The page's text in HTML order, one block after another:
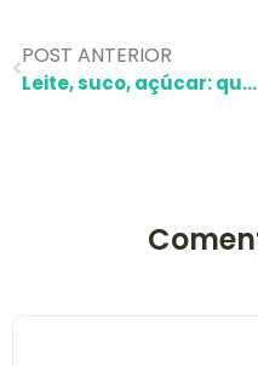
POST ANTERIOR
Leite, suco, açúcar: quando oferecer para as crianças?